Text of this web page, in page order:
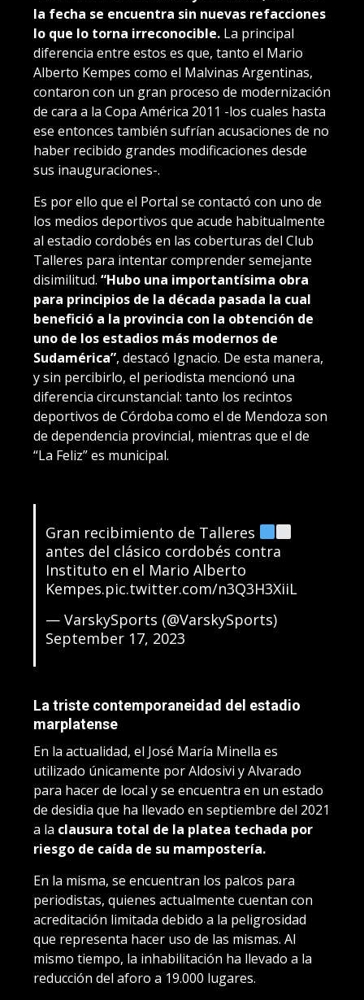
la fecha se encuentra sin nuevas refacciones
lo que lo torna irreconocible. La principal
diferencia entre estos es que, tanto el Mario
Alberto Kempes como el Malvinas Argentinas,
contaron con un gran proceso de modernización
de cara a la Copa América 2011 -los cuales hasta
ese entonces también sufrían acusaciones de no
haber recibido grandes modificaciones desde
sus inauguraciones-.
Es por ello que el Portal se contactó con uno de
los medios deportivos que acude habitualmente
al estadio cordobés en las coberturas del Club
Talleres para intentar comprender semejante
disimilitud. “Hubo una importantísima obra
para principios de la década pasada la cual
benefició a la provincia con la obtención de
uno de los estadios más modernos de
Sudamérica”, destacó Ignacio. De esta manera,
y sin percibirlo, el periodista mencionó una
diferencia circunstancial: tanto los recintos
deportivos de Córdoba como el de Mendoza son
de dependencia provincial, mientras que el de
“La Feliz” es municipal.
Gran recibimiento de Talleres
antes del clásico cordobés contra
Instituto en el Mario Alberto
Kempes.pic.twitter.com/n3Q3H3XiiL
— VarskySports (@VarskySports)
September 17, 2023
La triste contemporaneidad del estadio
marplatense
En la actualidad, el José María Minella es
utilizado únicamente por Aldosivi y Alvarado
para hacer de local y se encuentra en un estado
de desidia que ha llevado en septiembre del 2021
a la clausura total de la platea techada por
riesgo de caída de su mampostería.
En la misma, se encuentran los palcos para
periodistas, quienes actualmente cuentan con
acreditación limitada debido a la peligrosidad
que representa hacer uso de las mismas. Al
mismo tiempo, la inhabilitación ha llevado a la
reducción del aforo a 19.000 lugares.